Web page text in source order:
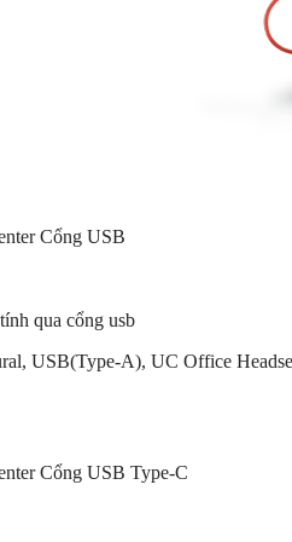
Cổng USB
qua cổng usb
USB(Type-A), UC Office
Cổng USB Type-C